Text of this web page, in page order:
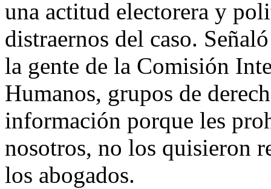
una actitud electorera y
distraernos del caso.
la gente de la Comisión
Humanos, grupos de
información porque les
nosotros, no los quisieron
los abogados.